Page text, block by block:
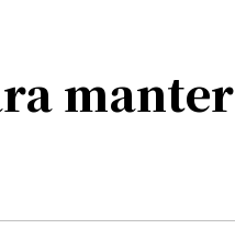
manter